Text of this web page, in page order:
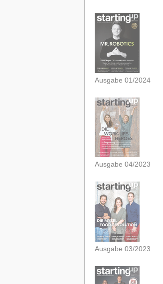
Ausgabe 01/2024
Ausgabe 04/2023
Ausgabe 03/2023